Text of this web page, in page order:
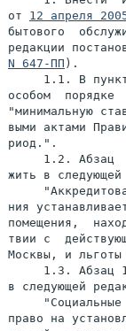
от 12 апреля
бытового
редакции
N 647-ПП ).
1.1. В
особом  порядке
"минимальную
выми актами
риод.".
1.2. Абзац
жить в следующей
ния
помещения,
твии с
Москвы, и льготы
1.3. Абзац
в следующей
право на